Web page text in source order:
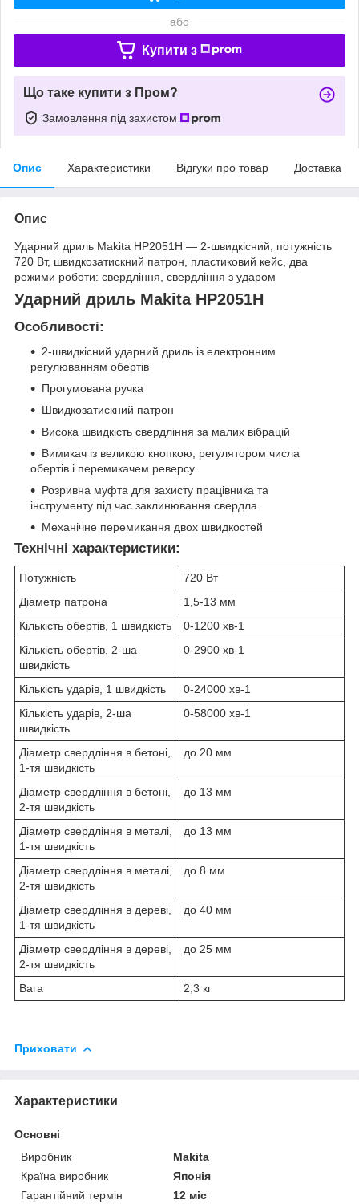
або
Купити з
Що таке купити з Пром?
Замовлення під захистом
Опис Характеристики Відгуки про товар Доставка
Опис
Ударний дриль Makita HP2051H — 2-швидкісний, потужність
720 Вт, швидкозатискний патрон, пластиковий кейс, два
режими роботи: свердління, свердління з ударом
Ударний дриль Makita HP2051H
Особливості:
2-швидкісний ударний дриль із електронним
регулюванням обертів
Прогумована ручка
Швидкозатискний патрон
Висока швидкість свердління за малих вібрацій
Вимикач із великою кнопкою, регулятором числа
обертів і перемикачем реверсу
Розривна муфта для захисту працівника та
інструменту під час заклинювання свердла
Механічне перемикання двох швидкостей
Технічні характеристики:
Потужність
720 Вт
Діаметр патрона
1,5-13 мм
Кількість обертів, 1 швидкість
0-1200 хв-1
Кількість обертів, 2-ша
швидкість
0-2900 хв-1
Кількість ударів, 1 швидкість 0-24000 хв-1
Кількість ударів, 2-ша
швидкість
0-58000 хв-1
Діаметр свердління в бетоні,
1-тя швидкість
до 20 мм
Діаметр свердління в бетоні,
2-тя швидкість
до 13 мм
Діаметр свердління в металі,
1-тя швидкість
до 13 мм
Діаметр свердління в металі,
2-тя швидкість
до 8 мм
Діаметр свердління в дереві,
1-тя швидкість
до 40 мм
Діаметр свердління в дереві,
2-тя швидкість
до 25 мм
Вага 2,3 кг
Приховати
Характеристики
Основні
Виробник
Makita
Країна виробник
Японія
Гарантійний термін
12 міс